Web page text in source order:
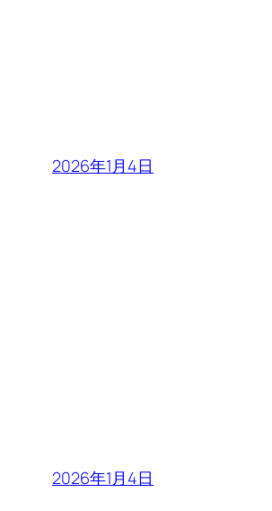
2026年1月4日
2026年1月4日